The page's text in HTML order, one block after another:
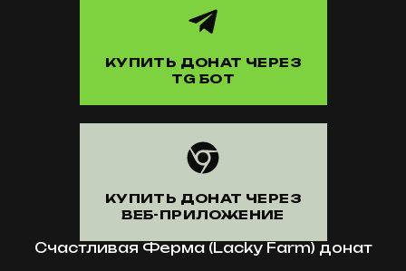
КУПИТЬ ДОНАТ ЧЕРЕЗ
TG БОТ
КУПИТЬ ДОНАТ ЧЕРЕЗ
ВЕБ-ПРИЛОЖЕНИЕ
Счастливая Ферма (Lacky Farm) донат